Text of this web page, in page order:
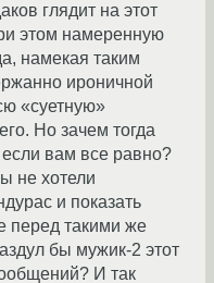
глядит на этот
этом намеренную
намекая таким
ироничной
«суетную»
Но зачем тогда
вам все равно?
не хотели
и показать
перед такими же
бы мужик-2 этот
И так